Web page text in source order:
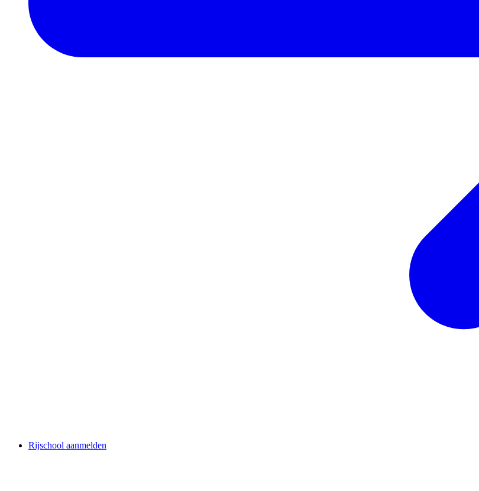
Rijschool aanmelden